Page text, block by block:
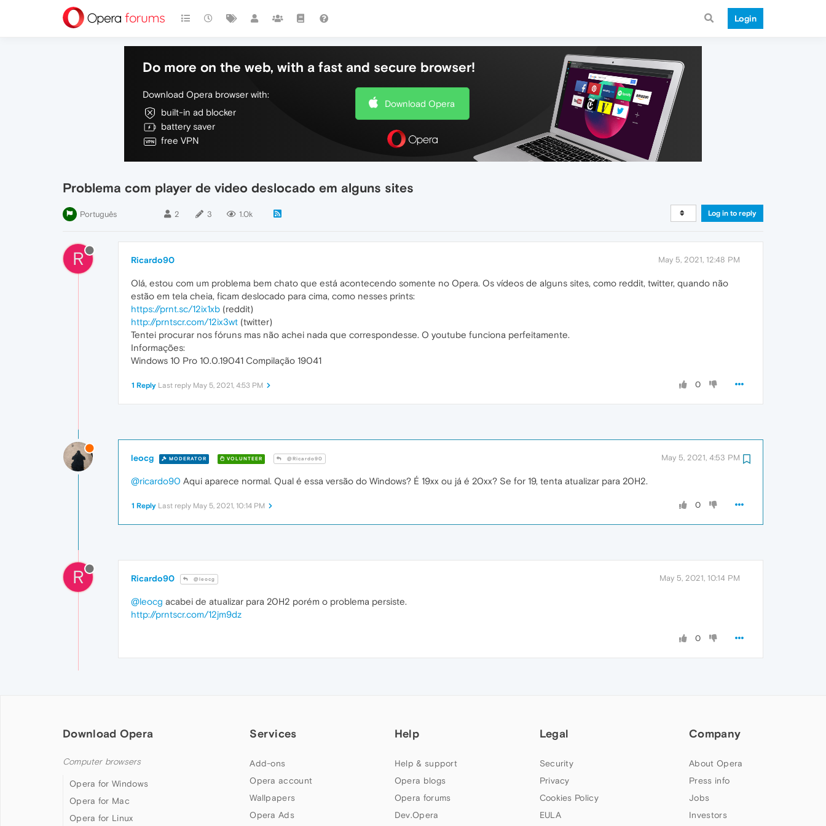
Login
Do more on the web, with a fast and secure browser!
Download Opera browser with:
built-in ad blocker
battery saver
free VPN
Download Opera
Problema com player de video deslocado em alguns sites
Português 2 3 1.0k Log in to reply
R Ricardo90 May 5, 2021, 12:48 PM
Olá, estou com um problema bem chato que está acontecendo somente no Opera. Os vídeos de alguns sites, como reddit, twitter, quando não
estão em tela cheia, ficam deslocado para cima, como nesses prints:
https://prnt.sc/12ix1xb (reddit)
http://prntscr.com/12ix3wt (twitter)
Tentei procurar nos fóruns mas não achei nada que correspondesse. O youtube funciona perfeitamente.
Informações:
Windows 10 Pro 10.0.19041 Compilação 19041
0
1 Reply Last reply May 5, 2021, 4:53 PM
leocg MODERATOR VOLUNTEER @Ricardo90 May 5, 2021, 4:53 PM
@ricardo90 Aqui aparece normal. Qual é essa versão do Windows? É 19xx ou já é 20xx? Se for 19, tenta atualizar para 20H2.
0
1 Reply Last reply May 5, 2021, 10:14 PM
R Ricardo90 @leocg May 5, 2021, 10:14 PM
@leocg acabei de atualizar para 20H2 porém o problema persiste.
http://prntscr.com/12jm9dz
0
Download Opera
Computer browsers
Opera for Windows
Opera for Mac
Opera for Linux
Services
Add-ons
Opera account
Wallpapers
Opera Ads
Help
Help & support
Opera blogs
Opera forums
Dev.Opera
Legal
Security
Privacy
Cookies Policy
EULA
Company
About Opera
Press info
Jobs
Investors